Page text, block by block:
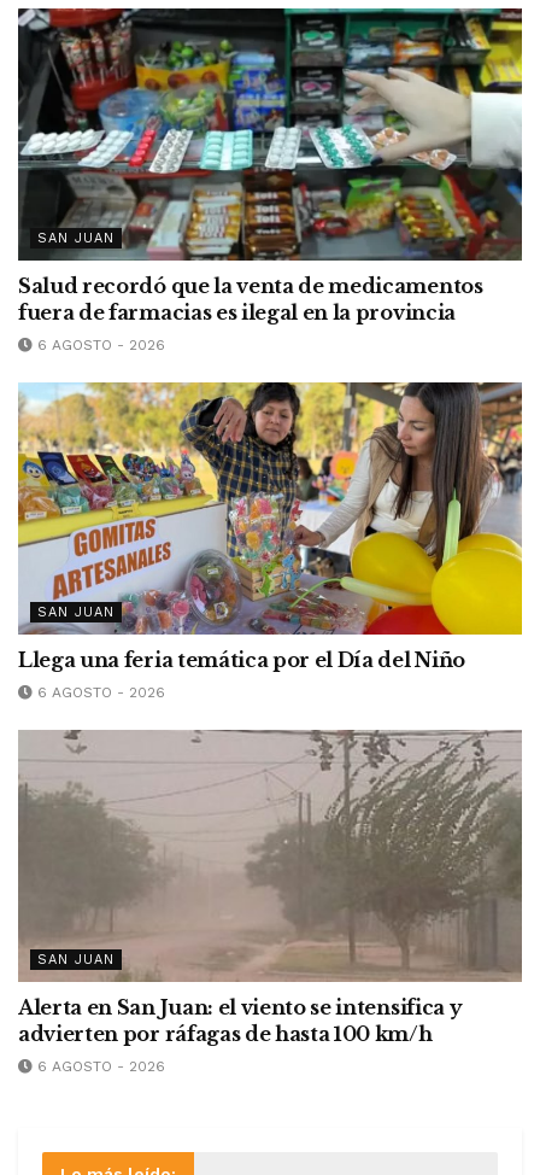
SAN JUAN
Salud recordó que la venta de medicamentos
fuera de farmacias es ilegal en la provincia
6 AGOSTO - 2026
SAN JUAN
Llega una feria temática por el Día del Niño
6 AGOSTO - 2026
SAN JUAN
Alerta en San Juan: el viento se intensifica y
advierten por ráfagas de hasta 100 km/h
6 AGOSTO - 2026